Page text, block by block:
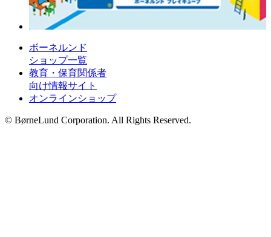
ボーネルンド
ショップ一覧
教育・保育関係者
向け情報サイト
オンラインショップ
© BørneLund Corporation. All Rights Reserved.